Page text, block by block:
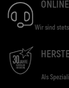
Wir sind
Als